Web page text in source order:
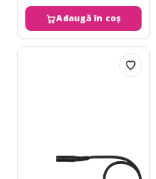
Adaugă în coș
AKG